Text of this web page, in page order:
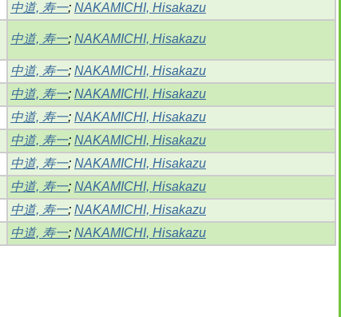
中道, 寿一; NAKAMICHI, Hisakazu
中道, 寿一; NAKAMICHI, Hisakazu
中道, 寿一; NAKAMICHI, Hisakazu
中道, 寿一; NAKAMICHI, Hisakazu
中道, 寿一; NAKAMICHI, Hisakazu
中道, 寿一; NAKAMICHI, Hisakazu
中道, 寿一; NAKAMICHI, Hisakazu
中道, 寿一; NAKAMICHI, Hisakazu
中道, 寿一; NAKAMICHI, Hisakazu
中道, 寿一; NAKAMICHI, Hisakazu